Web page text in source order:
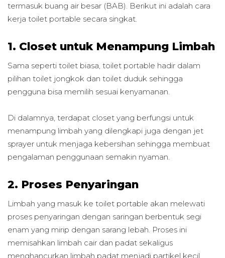
termasuk buang air besar (BAB). Berikut ini adalah cara
kerja toilet portable secara singkat.
1. Closet untuk Menampung Limbah
Sama seperti toilet biasa, toilet portable hadir dalam
pilihan toilet jongkok dan toilet duduk sehingga
pengguna bisa memilih sesuai kenyamanan.
Di dalamnya, terdapat closet yang berfungsi untuk
menampung limbah yang dilengkapi juga dengan jet
sprayer untuk menjaga kebersihan sehingga membuat
pengalaman penggunaan semakin nyaman.
2. Proses Penyaringan
Limbah yang masuk ke toilet portable akan melewati
proses penyaringan dengan saringan berbentuk segi
enam yang mirip dengan sarang lebah. Proses ini
memisahkan limbah cair dan padat sekaligus
menghancurkan limbah padat menjadi partikel kecil.